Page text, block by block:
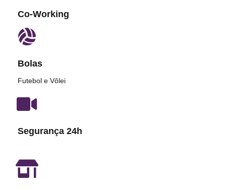
Co-Working
Bolas
Futebol e Vôlei
Segurança 24h